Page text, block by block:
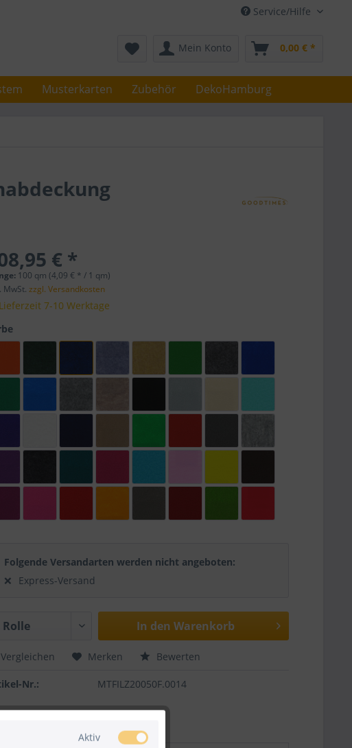
Service/Hilfe
Mein Konto 0,00 € *
Musterkarten Zubehör DekoHamburg
€ *
100 qm (4,09 € * / 1 qm)
MwSt.zzgl. Versandkosten
Lieferzeit 7-10 Werktage
Folgende Versandarten werden nicht angeboten:
Express-Versand
In den Warenkorb
Vergleichen Merken Bewerten
Nr.: MTFILZ20050F.0014
Aktiv